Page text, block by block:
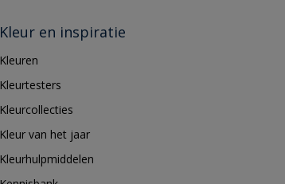
Kleur en inspiratie
Kleuren
Kleurtesters
Kleurcollecties
Kleur van het jaar
Kleurhulpmiddelen